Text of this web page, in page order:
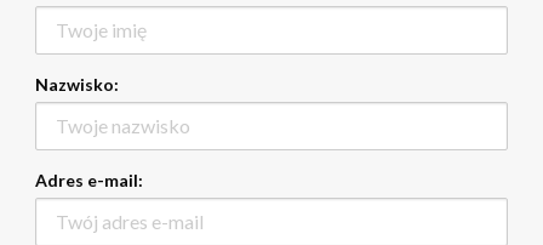
Nazwisko:
Adres e-mail: